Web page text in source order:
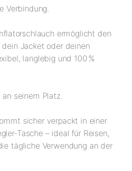
Verbindung.
ermöglicht den
Jacket oder deinen
langlebig und 100 %
seinem Platz.
sicher verpackt in einer
Tasche – ideal für Reisen,
tägliche Verwendung an der